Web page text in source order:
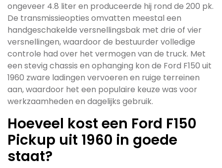
ongeveer 4.8 liter en produceerde hij rond de 200 pk.
De transmissieopties omvatten meestal een
handgeschakelde versnellingsbak met drie of vier
versnellingen, waardoor de bestuurder volledige
controle had over het vermogen van de truck. Met
een stevig chassis en ophanging kon de Ford F150 uit
1960 zware ladingen vervoeren en ruige terreinen
aan, waardoor het een populaire keuze was voor
werkzaamheden en dagelijks gebruik.
Hoeveel kost een Ford F150
Pickup uit 1960 in goede
staat?